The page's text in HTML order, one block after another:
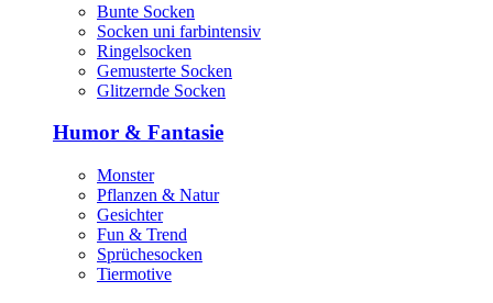
Bunte Socken
Socken uni farbintensiv
Ringelsocken
Gemusterte Socken
Glitzernde Socken
Humor & Fantasie
Monster
Pflanzen & Natur
Gesichter
Fun & Trend
Sprüchesocken
Tiermotive